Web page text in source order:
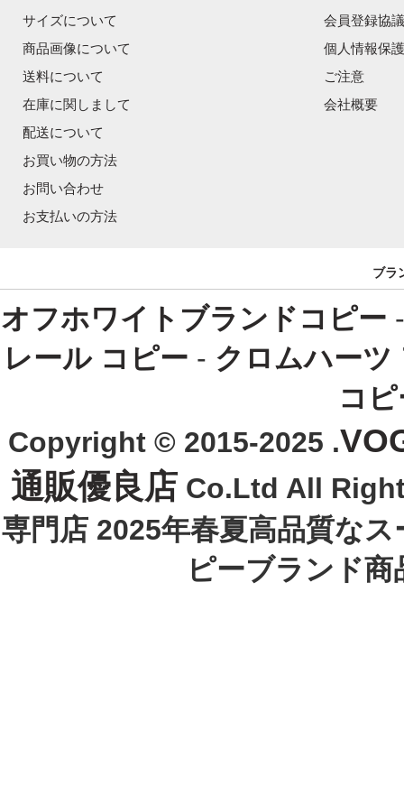
サイズについて
商品画像について
送料について
在庫に関しまして
配送について
お買い物の方法
お問い合わせ
お支払いの方法
会員登録協
個人情報保
ご注意
会社概要
ブラ
オフホワイトブランドコピー
レール コピー - クロムハーツ
コ
Copyright © 2015-2025 .
通販優良店 Co.Ltd All
専門店 2025年春夏高品質な
ピーブランド